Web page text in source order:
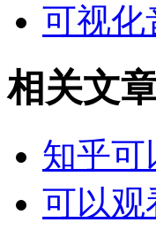
可视化
相关文
知乎可
可以观